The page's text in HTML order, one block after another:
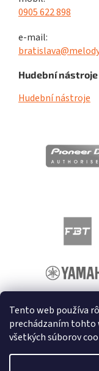
Tento web používa
prechádzaním tohto
všetkých súborov
0905 622 898
e-mail:
Hudební nástroje
Hudební nástroje